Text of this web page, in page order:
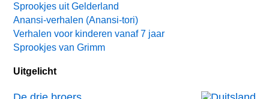
Sprookjes uit Gelderland
Anansi-verhalen (Anansi-tori)
Verhalen voor kinderen vanaf 7 jaar
Sprookjes van Grimm
Uitgelicht